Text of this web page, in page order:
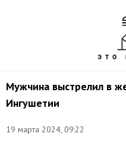
Мужчина выстрелил в
Ингушетии
19 марта 2024, 09:22